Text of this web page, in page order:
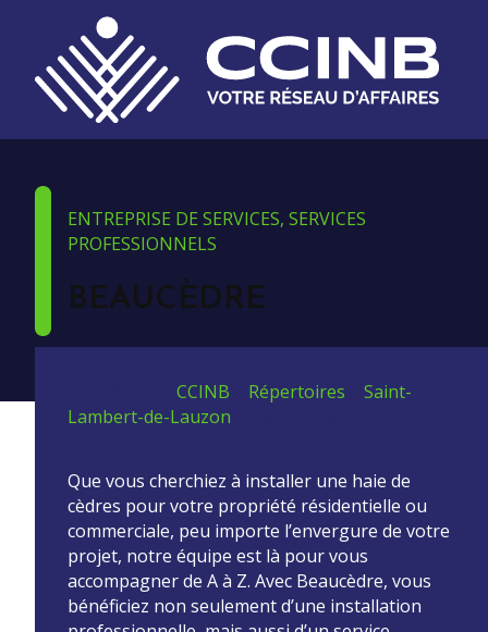
ENTREPRISE DE SERVICES, SERVICES
PROFESSIONNELS
BEAUCÈDRE
CCINB Répertoires
Saint-
Lambert-de-Lauzon
Que vous cherchiez à installer une haie de
cèdres pour votre propriété résidentielle ou
commerciale, peu importe l’envergure de votre
projet, notre équipe est là pour vous
accompagner de A à Z. Avec Beaucèdre, vous
bénéficiez non seulement d’une installation